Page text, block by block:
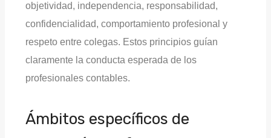
objetividad, independencia, responsabilidad,
confidencialidad, comportamiento profesional y
respeto entre colegas. Estos principios guían
claramente la conducta esperada de los
profesionales contables.
Ámbitos específicos de